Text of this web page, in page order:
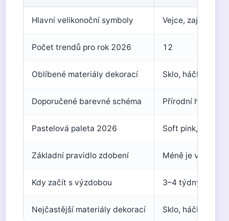
Hlavní velikonoční symboly Vejce, zajíc,
Počet trendů pro rok 2026 12
Oblíbené materiály dekorací Sklo, háčkování,
Doporučené barevné schéma Přírodní hnědá,
Pastelová paleta 2026 Soft pink,
Základní pravidlo zdobení Méně je více –
Kdy začít s výzdobou 3–4 týdny před
Nejčastější materiály dekorací Sklo, háčkování,